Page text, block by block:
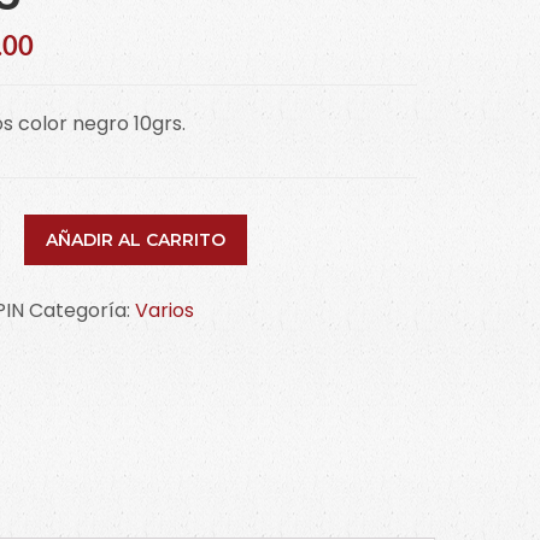
color negro 10grs.
AÑADIR AL CARRITO
Categoría:Varios